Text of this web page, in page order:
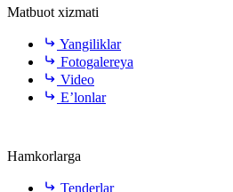
Matbuot xizmati
Yangiliklar
Fotogalereya
Video
E’lonlar
Hamkorlarga
Tenderlar